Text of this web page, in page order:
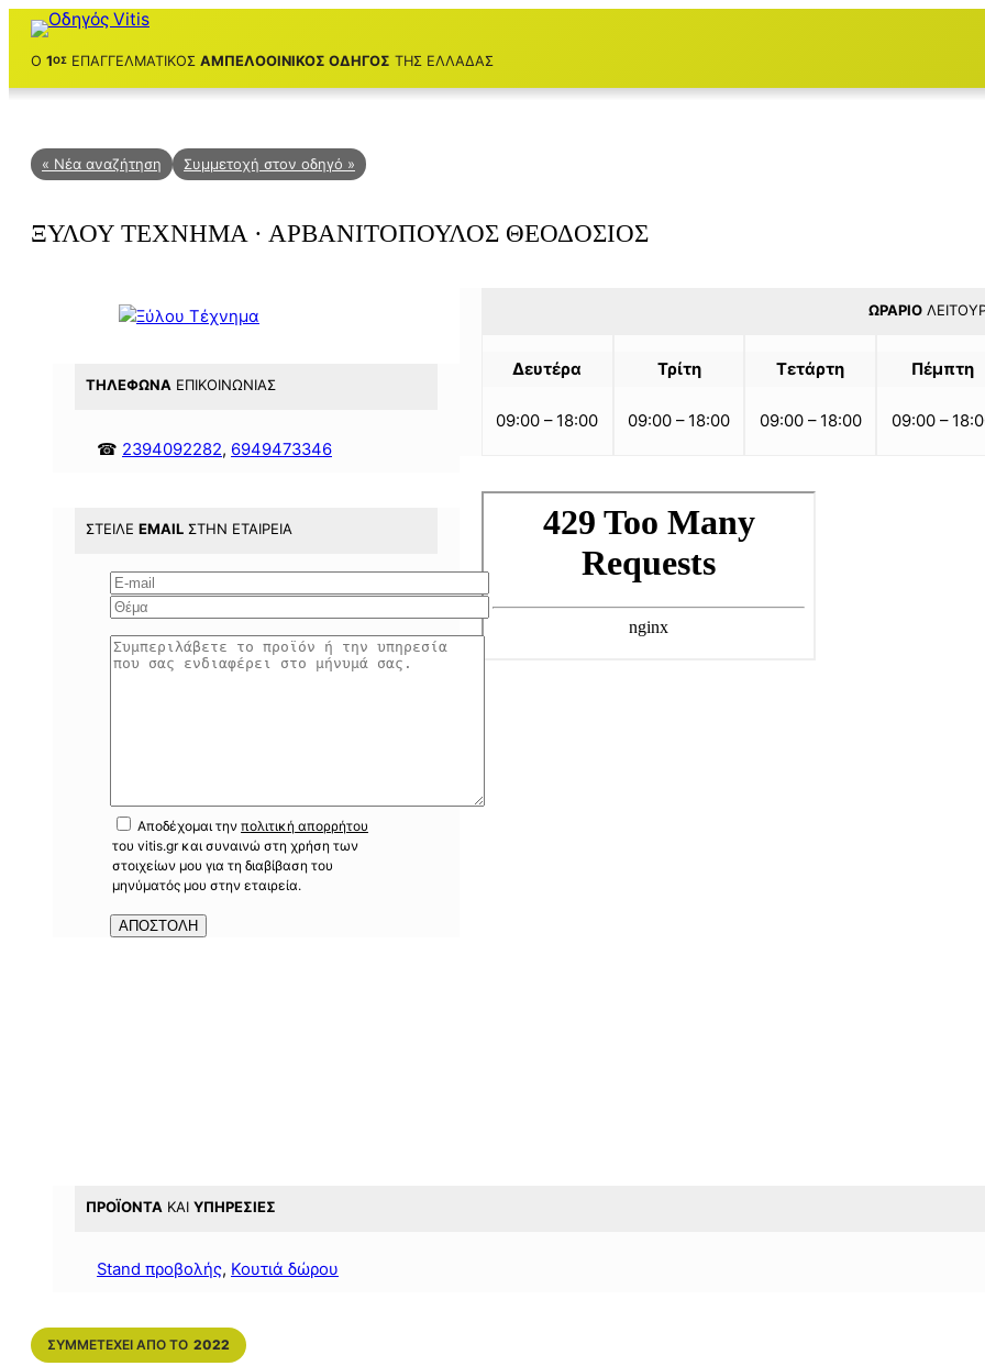
Μετάβαση
περιεχόμενο
Ο 1ΟΣ ΕΠΑΓΓΕΛΜΑΤΙΚΌΣ ΑΜΠΕΛΟΟΙΝΙΚΌΣ ΟΔΗΓΌΣ ΤΗΣ ΕΛΛΆΔΑΣ
« Νέα αναζήτηση Συμμετοχή στον οδηγό »
ΞΎΛΟΥ ΤΈΧΝΗΜΑ · ΑΡΒΑΝΙΤΌΠΟΥΛΟΣ ΘΕΟΔΌΣΙΟΣ
ΤΗΛΈΦΩΝΑ ΕΠΙΚΟΙΝΩΝΊΑΣ
☎ 2394092282, 6949473346
ΣΤΕΊΛΕ EMAIL ΣΤΗΝ ΕΤΑΙΡΕΊΑ
Αποδέχομαι την πολιτική απορρήτου
του vitis.gr και συναινώ στη χρήση των
στοιχείων μου για τη διαβίβαση του
μηνύματός μου στην εταιρεία.
ΩΡΆΡΙΟ
Δευτέρα
09:00 – 18:00
Τρίτη
09:00 – 18:00
Τετάρτη
09:00 – 18:00
Πέμπτη
09:00 –
ΠΡΟΪΌΝΤΑ ΚΑΙ ΥΠΗΡΕΣΊΕΣ
Stand προβολής, Κουτιά δώρου
ΣΥΜΜΕΤΈΧΕΙ ΑΠΌ ΤΟ 2022